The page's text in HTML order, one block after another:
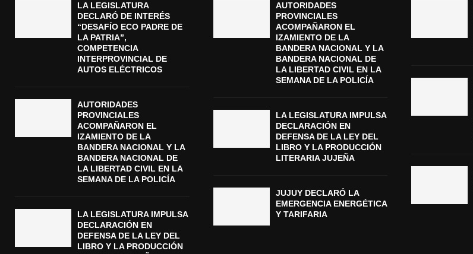
LA LEGISLATURA
DECLARÓ DE INTERÉS
“DESAFÍO ECO PADRE DE
LA PATRIA”,
COMPETENCIA
INTERPROVINCIAL DE
AUTOS ELÉCTRICOS
AUTORIDADES
PROVINCIALES
ACOMPAÑARON EL
IZAMIENTO DE LA
BANDERA NACIONAL Y LA
BANDERA NACIONAL DE
LA LIBERTAD CIVIL EN LA
SEMANA DE LA POLICÍA
LA LEGISLATURA IMPULSA
DECLARACIÓN EN
DEFENSA DE LA LEY DEL
LIBRO Y LA PRODUCCIÓN
AUTORIDADES
PROVINCIALES
ACOMPAÑARON EL
IZAMIENTO DE LA
BANDERA NACIONAL Y LA
BANDERA NACIONAL DE
LA LIBERTAD CIVIL EN LA
SEMANA DE LA POLICÍA
LA LEGISLATURA IMPULSA
DECLARACIÓN EN
DEFENSA DE LA LEY DEL
LIBRO Y LA PRODUCCIÓN
LITERARIA JUJEÑA
JUJUY DECLARÓ LA
EMERGENCIA ENERGÉTICA
Y TARIFARIA